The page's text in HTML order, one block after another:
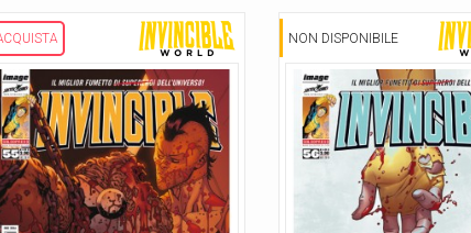
NON DISPONIBILE